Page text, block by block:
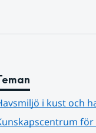
i kust och